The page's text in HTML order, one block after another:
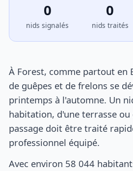
0
nids signalés
0
nids traités
À Forest, comme partout en
de guêpes et de frelons se
printemps à l'automne. Un
habitation, d'une terrasse ou
passage doit être traité
professionnel équipé.
Avec environ 58 044